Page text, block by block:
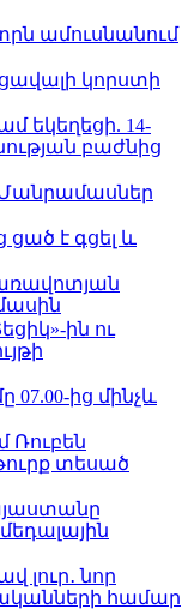
ամուսնանում
կորստի
եկեղեցի. 14-
բաժնից
ցած է գցել և
առավոտյան
ին ու
07.00-ից մինչև
տեսած
լուր․ նոր
համար